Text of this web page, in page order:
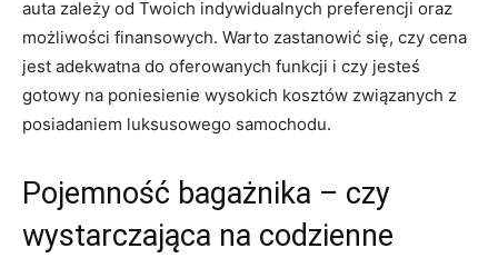
auta zależy od Twoich indywidualnych preferencji oraz
możliwości finansowych. Warto zastanowić się, czy cena
jest adekwatna do oferowanych funkcji i czy jesteś
gotowy na poniesienie wysokich‌ kosztów związanych z
posiadaniem ​luksusowego ⁢samochodu.
Pojemność bagażnika – czy
wystarczająca na codzienne